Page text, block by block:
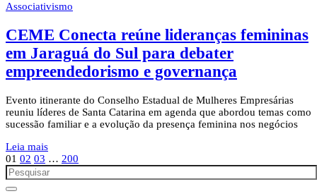
Associativismo
CEME Conecta reúne lideranças femininas
em Jaraguá do Sul para debater
empreendedorismo e governança
Evento itinerante do Conselho Estadual de Mulheres Empresárias
reuniu líderes de Santa Catarina em agenda que abordou temas como
sucessão familiar e a evolução da presença feminina nos negócios
Leia mais
01 02 03 … 200